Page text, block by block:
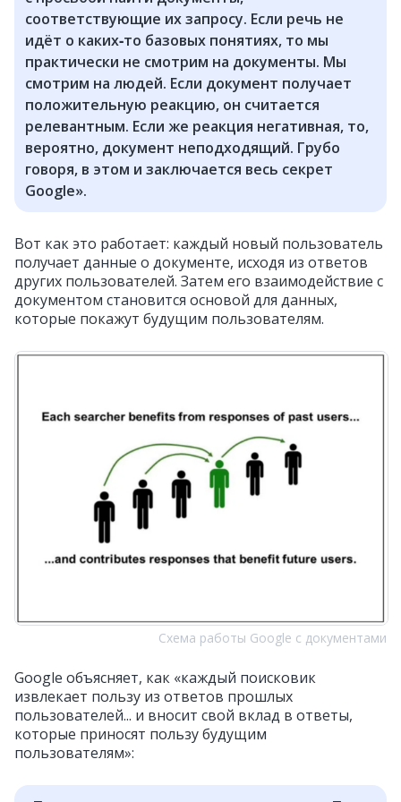
соответствующие их запросу. Если речь не
идёт о каких‑то базовых понятиях, то мы
практически не смотрим на документы. Мы
смотрим на людей. Если документ получает
положительную реакцию, он считается
релевантным. Если же реакция негативная, то,
вероятно, документ неподходящий. Грубо
говоря, в этом и заключается весь секрет
Google».
Вот как это работает: каждый новый пользователь
получает данные о документе, исходя из ответов
других пользователей. Затем его взаимодействие с
документом становится основой для данных,
которые покажут будущим пользователям.
Схема работы Google с документами
Google объясняет, как «каждый поисковик
извлекает пользу из ответов прошлых
пользователей... и вносит свой вклад в ответы,
которые приносят пользу будущим
пользователям»: